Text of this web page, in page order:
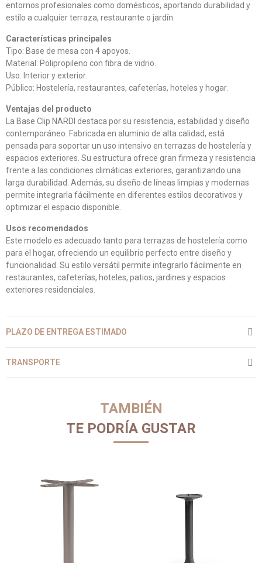
entornos profesionales como domésticos, aportando durabilidad y
estilo a cualquier terraza, restaurante o jardín.
Características principales
Tipo: Base de mesa con 4 apoyos.
Material: Polipropileno con fibra de vidrio.
Uso: Interior y exterior.
Público: Hostelería, restaurantes, cafeterías, hoteles y hogar.
Ventajas del producto
La Base Clip NARDI destaca por su resistencia, estabilidad y diseño
contemporáneo. Fabricada en aluminio de alta calidad, está
pensada para soportar un uso intensivo en terrazas de hostelería y
espacios exteriores. Su estructura ofrece gran firmeza y resistencia
frente a las condiciones climáticas exteriores, garantizando una
larga durabilidad. Además, su diseño de líneas limpias y modernas
permite integrarla fácilmente en diferentes estilos decorativos y
optimizar el espacio disponible.
Usos recomendados
Este modelo es adecuado tanto para terrazas de hostelería como
para el hogar, ofreciendo un equilibrio perfecto entre diseño y
funcionalidad. Su estilo versátil permite integrarlo fácilmente en
restaurantes, cafeterías, hoteles, patios, jardines y espacios
exteriores residenciales.
PLAZO DE ENTREGA ESTIMADO
TRANSPORTE
TAMBIÉN
TE PODRÍA GUSTAR